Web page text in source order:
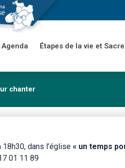
Étapes de la vie et
chanter
18h30, dans l’église « un temps
01 11 89